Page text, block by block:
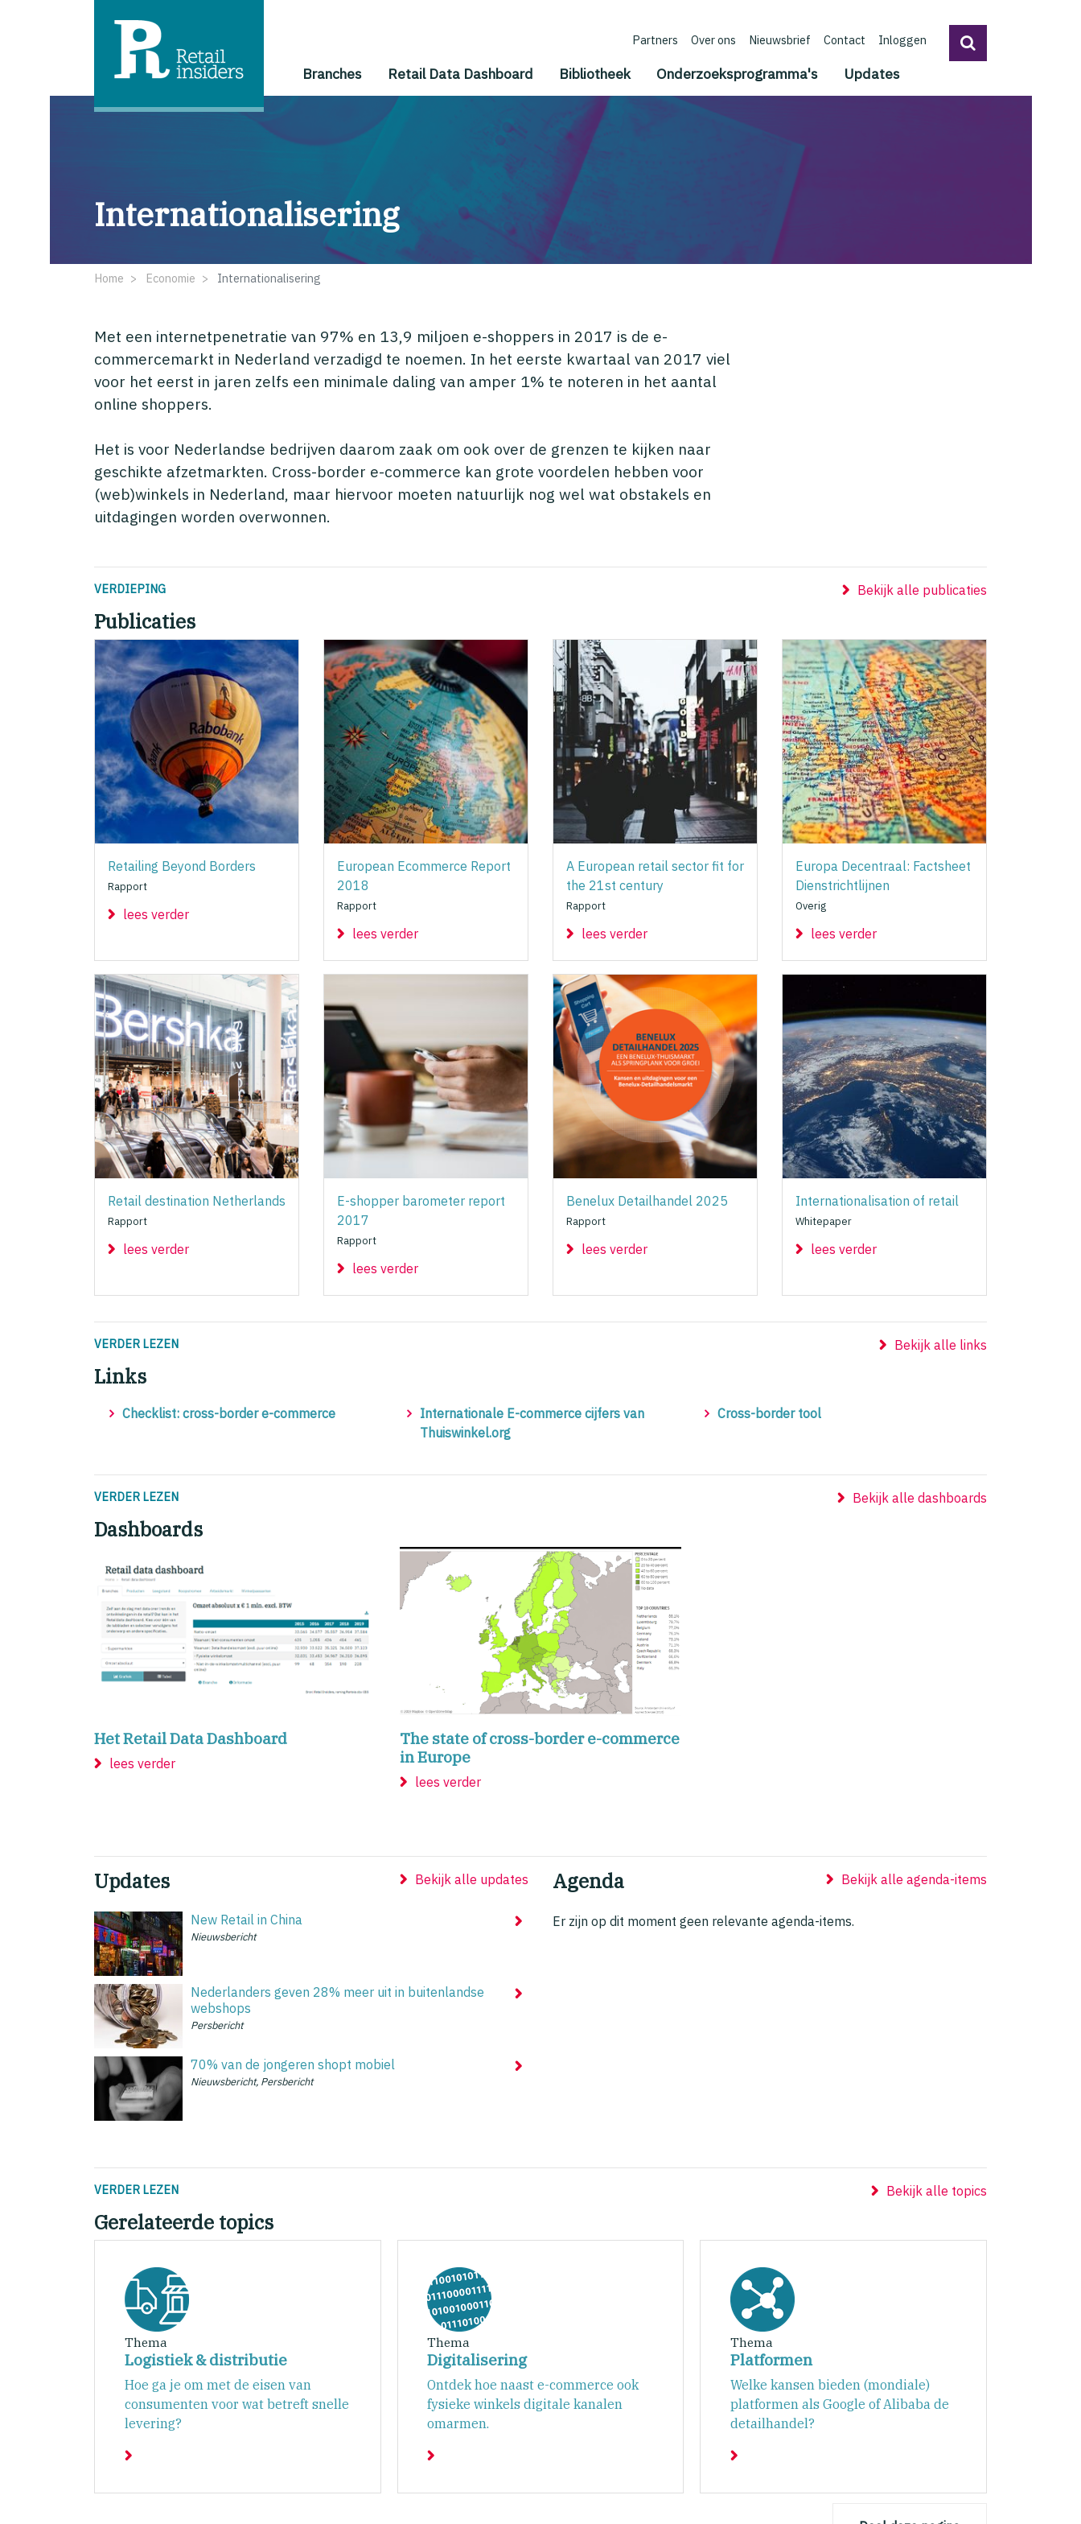
Partners Over ons Nieuwsbrief Contact Inloggen
Branches Retail Data Dashboard Bibliotheek Onderzoeksprogramma's Updates
Internationalisering
Home Economie Internationalisering
Met een internetpenetratie van 97% en 13,9 miljoen e-shoppers in 2017 is de e-
commercemarkt in Nederland verzadigd te noemen. In het eerste kwartaal van 2017 viel
voor het eerst in jaren zelfs een minimale daling van amper 1% te noteren in het aantal
online shoppers.
Het is voor Nederlandse bedrijven daarom zaak om ook over de grenzen te kijken naar
geschikte afzetmarkten. Cross-border e-commerce kan grote voordelen hebben voor
(web)winkels in Nederland, maar hiervoor moeten natuurlijk nog wel wat obstakels en
uitdagingen worden overwonnen.
Bekijk alle publicaties
VERDIEPING
Publicaties
Retailing Beyond Borders
Rapport
lees verder
European Ecommerce Report
2018
Rapport
lees verder
A European retail sector fit for
the 21st century
Rapport
lees verder
Europa Decentraal: Factsheet
Dienstrichtlijnen
Overig
lees verder
Retail destination Netherlands
Rapport
lees verder
E-shopper barometer report
2017
Rapport
lees verder
Benelux Detailhandel 2025
Rapport
lees verder
Internationalisation of retail
Whitepaper
lees verder
Bekijk alle links
VERDER LEZEN
Links
Checklist: cross-border e-commerce
Internationale E-commerce cijfers van
Thuiswinkel.org
Cross-border tool
Bekijk alle dashboards
VERDER LEZEN
Dashboards
Het Retail Data Dashboard
lees verder
The state of cross-border e-commerce
in Europe
lees verder
Bekijk alle updates
Updates
New Retail in China
Nieuwsbericht
Nederlanders geven 28% meer uit in buitenlandse
webshops
Persbericht
70% van de jongeren shopt mobiel
Nieuwsbericht, Persbericht
Bekijk alle agenda-items
Agenda
Er zijn op dit moment geen relevante agenda-items.
Bekijk alle topics
VERDER LEZEN
Gerelateerde topics
Thema
Logistiek & distributie
Hoe ga je om met de eisen van
consumenten voor wat betreft snelle
levering?
Thema
Digitalisering
Ontdek hoe naast e-commerce ook
fysieke winkels digitale kanalen
omarmen.
Thema
Platformen
Welke kansen bieden (mondiale)
platformen als Google of Alibaba de
detailhandel?